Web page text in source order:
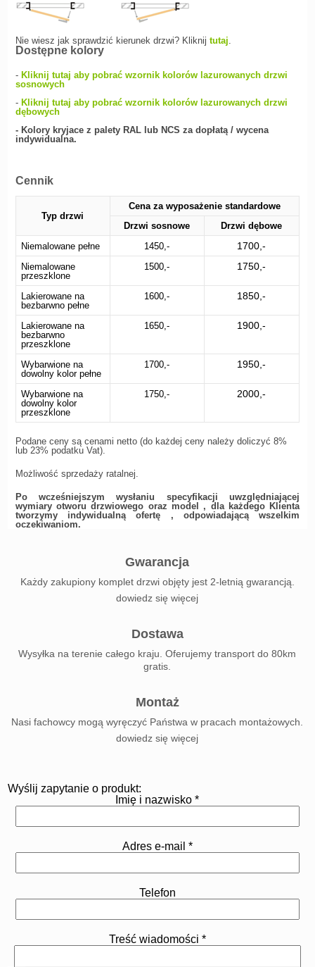
Nie wiesz jak sprawdzić kierunek drzwi? Kliknij tutaj.
Dostępne kolory
- Kliknij tutaj aby pobrać wzornik kolorów lazurowanych drzwi
sosnowych
- Kliknij tutaj aby pobrać wzornik kolorów lazurowanych drzwi
dębowych
- Kolory kryjace z palety RAL lub NCS za dopłatą / wycena
indywidualna.
Cennik
Typ drzwi
Cena za wyposażenie standardowe
Drzwi sosnowe
Drzwi dębowe
Niemalowane pełne
1450,- 1700,-
Niemalowane
przeszklone
1500,- 1750,-
Lakierowane na
bezbarwno pełne
1600,- 1850,-
Lakierowane na
bezbarwno
przeszklone
1650,- 1900,-
Wybarwione na
dowolny kolor pełne
1700,- 1950,-
Wybarwione na
dowolny kolor
przeszklone
1750,- 2000,-
Podane ceny są cenami netto (do każdej ceny należy doliczyć 8%
lub 23% podatku Vat).
Możliwość sprzedaży ratalnej.
Po wcześniejszym wysłaniu specyfikacji uwzględniającej
wymiary otworu drzwiowego oraz model , dla każdego Klienta
tworzymy indywidualną ofertę , odpowiadającą wszelkim
oczekiwaniom.
Gwarancja
Każdy zakupiony komplet drzwi objęty jest 2-letnią gwarancją.
dowiedz się więcej
Dostawa
Wysyłka na terenie całego kraju. Oferujemy transport do 80km
gratis.
Montaż
Nasi fachowcy mogą wyręczyć Państwa w pracach montażowych.
dowiedz się więcej
Wyślij zapytanie o produkt:
Imię i nazwisko *
Adres e-mail *
Telefon
Treść wiadomości *